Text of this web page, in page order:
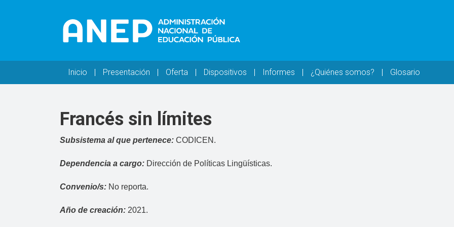
Navegación principal
Inicio Presentación Oferta Dispositivos Informes ¿Quiénes somos? Glosario
Francés sin límites
Subsistema al que pertenece: CODICEN.
Dependencia a cargo: Dirección de Políticas Lingüísticas.
Convenio/s: No reporta.
Año de creación: 2021.